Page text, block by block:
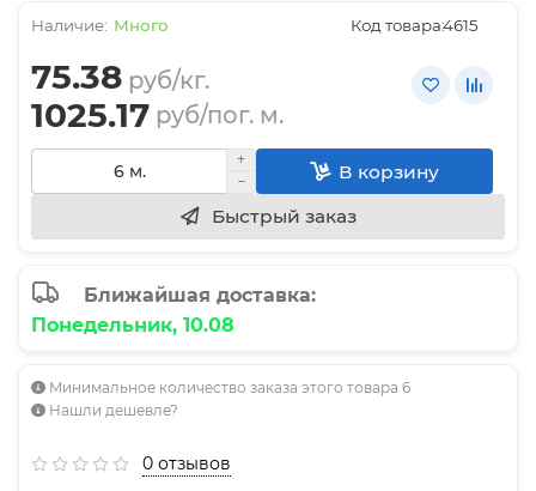
Много Код товара:4615
75.38 руб/кг.
1025.17 руб/пог. м.
В корзину
Быстрый заказ
Ближайшая доставка:
Понедельник, 10.08
Минимальное количество заказа этого товара 6
Нашли дешевле?
0 отзывов